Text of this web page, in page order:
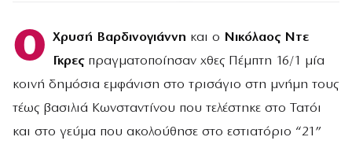
Ο Χρυσή Βαρδινογιάννη και ο Νικόλαος Ντε
Γκρεςπραγματοποίησαν χθες Πέμπτη 16/1 μία
κοινή δημόσια εμφάνιση στο τρισάγιο στη μνήμη τους
τέως βασιλιά Κωνσταντίνου που τελέστηκε στο Τατόι
και στο γεύμα που ακολούθησε στο εστιατόριο “21”